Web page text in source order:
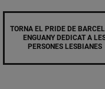
TORNA EL PRIDE DE
ENGUANY DEDICAT A
PERSONES LESBIANES